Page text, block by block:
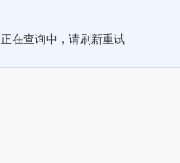
正在查询中，请刷新重试